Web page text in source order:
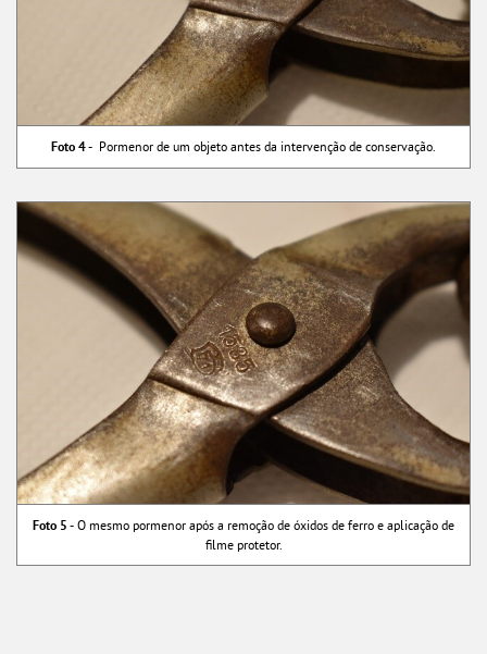
Foto 4 - Pormenor de um objeto antes da intervenção de conservação.
Foto 5 - O mesmo pormenor após a remoção de óxidos de ferro e aplicação de
filme protetor.